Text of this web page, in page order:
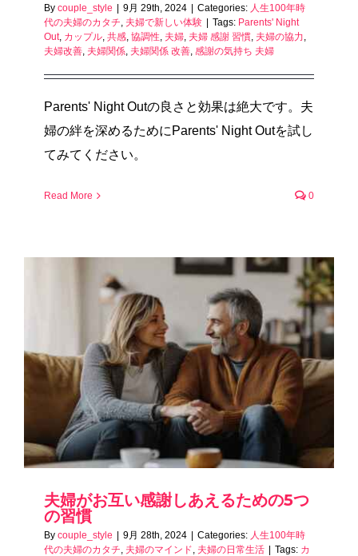
By couple_style 9月 29th, 2024 Categories: 人生100年時
代の夫婦のカタチ, 夫婦で新しい体験 Tags: Parents' Night
Out, カップル, 共感, 協調性, 夫婦, 夫婦 感謝 習慣, 夫婦の協力,
夫婦改善, 夫婦関係, 夫婦関係 改善, 感謝の気持ち 夫婦
Parents' Night Outの良さと効果は絶大です。夫
婦の絆を深めるためにParents' Night Outを試し
てみてください。
Read More 0
夫婦がお互い感謝しあえるための5つ
の習慣
By couple_style | 9月 28th, 2024 | Categories: 人生100年時
代の夫婦のカタチ 夫婦のマインド 夫婦の日常生活 | Tags: カ